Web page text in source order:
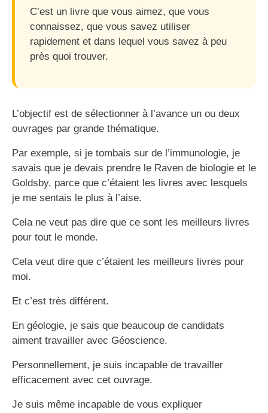
C’est un livre que vous aimez, que vous
connaissez, que vous savez utiliser
rapidement et dans lequel vous savez à peu
près quoi trouver.
L’objectif est de sélectionner à l’avance un ou deux
ouvrages par grande thématique.
Par exemple, si je tombais sur de l’immunologie, je
savais que je devais prendre le Raven de biologie et le
Goldsby, parce que c’étaient les livres avec lesquels
je me sentais le plus à l’aise.
Cela ne veut pas dire que ce sont les meilleurs livres
pour tout le monde.
Cela veut dire que c’étaient les meilleurs livres pour
moi.
Et c’est très différent.
En géologie, je sais que beaucoup de candidats
aiment travailler avec Géoscience.
Personnellement, je suis incapable de travailler
efficacement avec cet ouvrage.
Je suis même incapable de vous expliquer